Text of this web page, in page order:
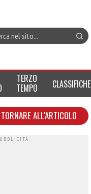
TERZO
TEMPO CLASSIFICHE
ALL'ARTICOLO